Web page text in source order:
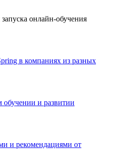
онлайн-обучения
в компаниях из разных
обучении и развитии
и рекомендациями от